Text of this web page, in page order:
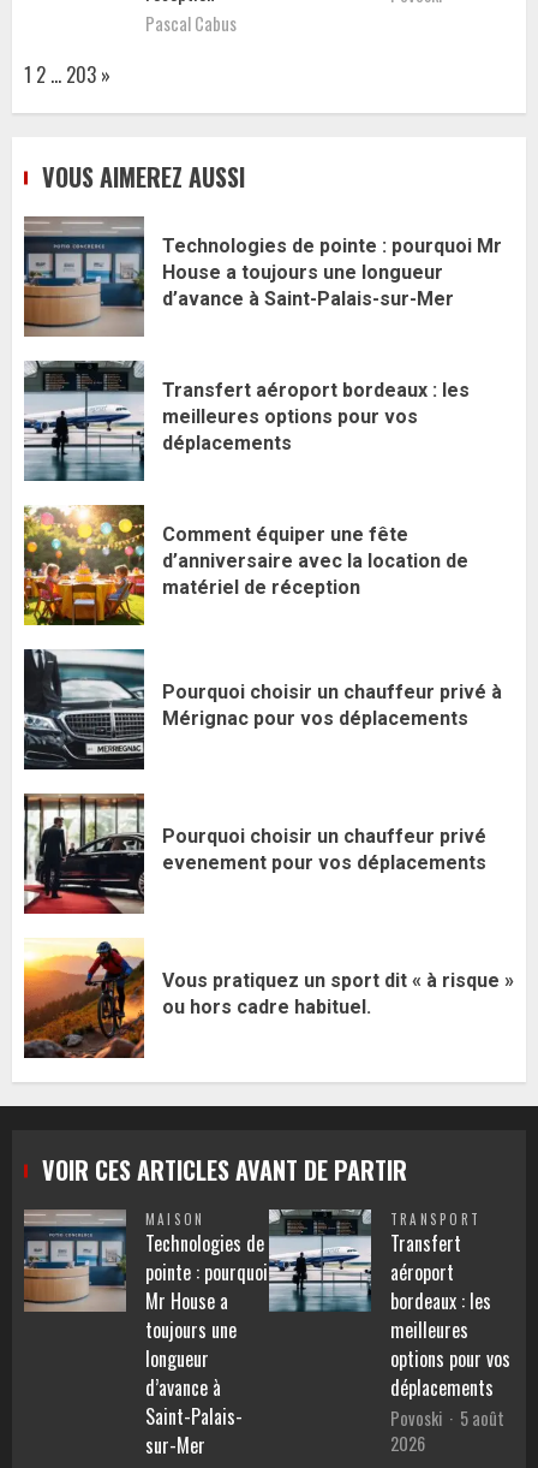
Pascal Cabus
Page:
1 2 … 203 Next
»
VOUS AIMEREZ AUSSI
Technologies de pointe : pourquoi Mr
House a toujours une longueur
d’avance à Saint-Palais-sur-Mer
Transfert aéroport bordeaux : les
meilleures options pour vos
déplacements
Comment équiper une fête
d’anniversaire avec la location de
matériel de réception
Pourquoi choisir un chauffeur privé à
Mérignac pour vos déplacements
Pourquoi choisir un chauffeur privé
evenement pour vos déplacements
Vous pratiquez un sport dit « à risque »
ou hors cadre habituel.
VOIR CES ARTICLES AVANT DE PARTIR
MAISON
Technologies de
pointe : pourquoi
Mr House a
toujours une
longueur
d’avance à
Saint-Palais-
sur-Mer
TRANSPORT
Transfert
aéroport
bordeaux : les
meilleures
options pour vos
déplacements
Povoski
5 août
2026